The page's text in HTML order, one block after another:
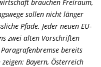
brauchen Freiraum,
sollen nicht länger
Pfade. Jeder neuen EU-
zwei alten Vorschriften
bereits
Bayern, Österreich